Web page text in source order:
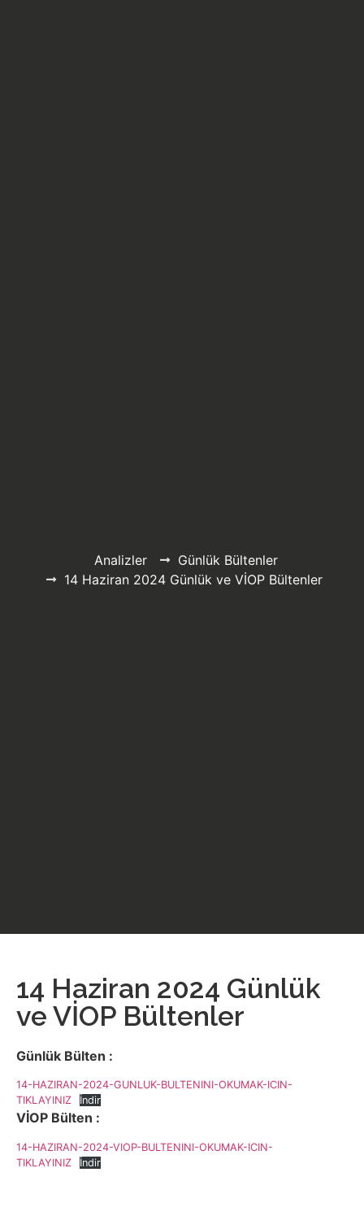
Analizler
Günlük Bültenler
14 Haziran 2024 Günlük ve VİOP Bültenler
14 Haziran 2024 Günlük
ve VİOP Bültenler
Günlük Bülten :
14-HAZIRAN-2024-GUNLUK-BULTENINI-OKUMAK-ICIN-
TIKLAYINIZ
İndir
VİOP Bülten :
14-HAZIRAN-2024-VIOP-BULTENINI-OKUMAK-ICIN-
TIKLAYINIZ
İndir